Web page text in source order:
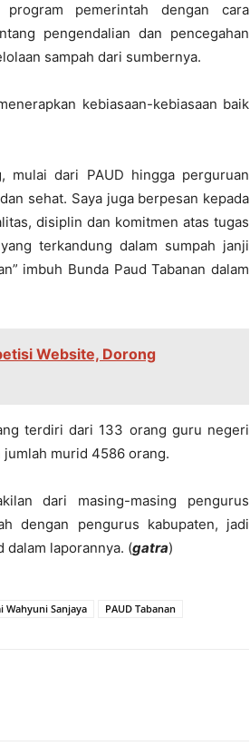
pemerintah dengan cara
pengendalian dan pencegahan
sampah dari sumbernya.
kebiasaan-kebiasaan baik
mulai dari PAUD hingga perguruan
sehat. Saya juga berpesan kepada
disiplin dan komitmen atas tugas
terkandung dalam sumpah janji
imbuh Bunda Paud Tabanan dalam
Website, Dorong
terdiri dari 133 orang guru negeri
jumlah murid 4586 orang.
dari masing-masing pengurus
dengan pengurus kabupaten, jadi
dalam laporannya. (gatra)
Wahyuni Sanjaya PAUD Tabanan